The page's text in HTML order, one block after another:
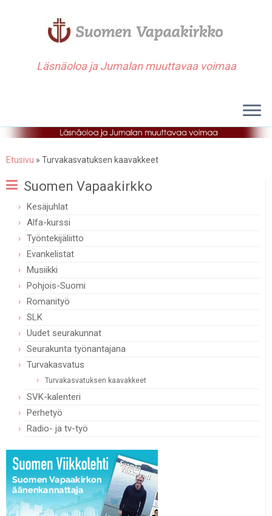
Läsnäoloa ja Jumalan muuttavaa voimaa
Etusivu » Turvakasvatuksen kaavakkeet
Suomen Vapaakirkko
Kesäjuhlat
Alfa-kurssi
Työntekijäliitto
Evankelistat
Musiikki
Pohjois-Suomi
Romanityö
SLK
Uudet seurakunnat
Seurakunta työnantajana
Turvakasvatus
Turvakasvatuksen kaavakkeet
SVK-kalenteri
Perhetyö
Radio- ja tv-työ